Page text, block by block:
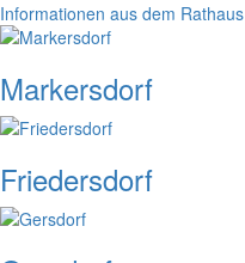
Informationen aus dem Rathaus
Markersdorf
Friedersdorf